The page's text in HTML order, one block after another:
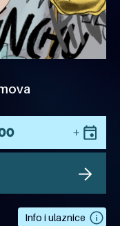
Info i ulaznice